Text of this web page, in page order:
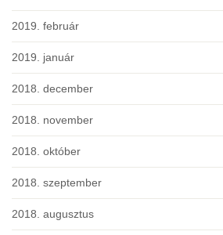
2019. február
2019. január
2018. december
2018. november
2018. október
2018. szeptember
2018. augusztus